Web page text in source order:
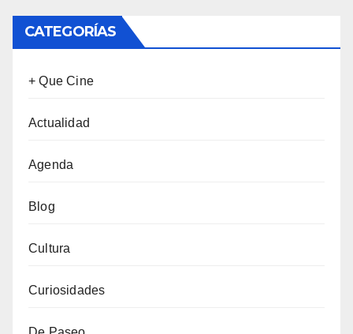
CATEGORÍAS
+ Que Cine
Actualidad
Agenda
Blog
Cultura
Curiosidades